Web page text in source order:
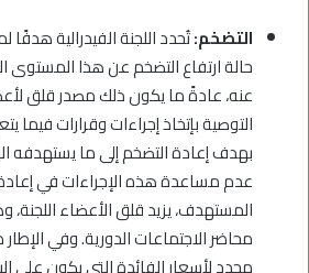
التضخم:
حالة ارتفاع التضخم عن هذا
عنه، عادةً ما يكون ذلك مصدر قلق
التوصية بإتخاذ إجراءات وقرارات فيما
بهدف إعادة التضخم إلى ما يستهدفه
عدم مساعدة هذه الإجراءات في
المستهدف، يزيد قلق الأعضاء
محاضر الاجتماعات الدورية. وفي